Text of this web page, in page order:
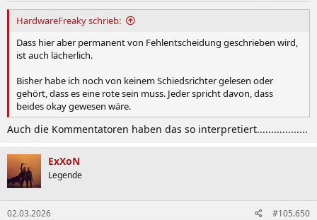
HardwareFreaky schrieb:
Dass hier aber permanent von Fehlentscheidung geschrieben wird,
ist auch lächerlich.
Bisher habe ich noch von keinem Schiedsrichter gelesen oder
gehört, dass es eine rote sein muss. Jeder spricht davon, dass
beides okay gewesen wäre.
Auch die Kommentatoren haben das so interpretiert..................
ExXoN
Legende
02.03.2026 #105.650